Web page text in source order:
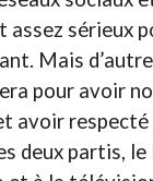
assez sérieux
Mais
pour avoir
avoir respecté
deux partis,